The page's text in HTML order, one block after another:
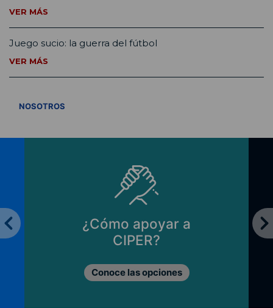
VER MÁS
Juego sucio: la guerra del fútbol
VER MÁS
NOSOTROS
¿Cómo apoyar a
CIPER?
Conoce las opciones